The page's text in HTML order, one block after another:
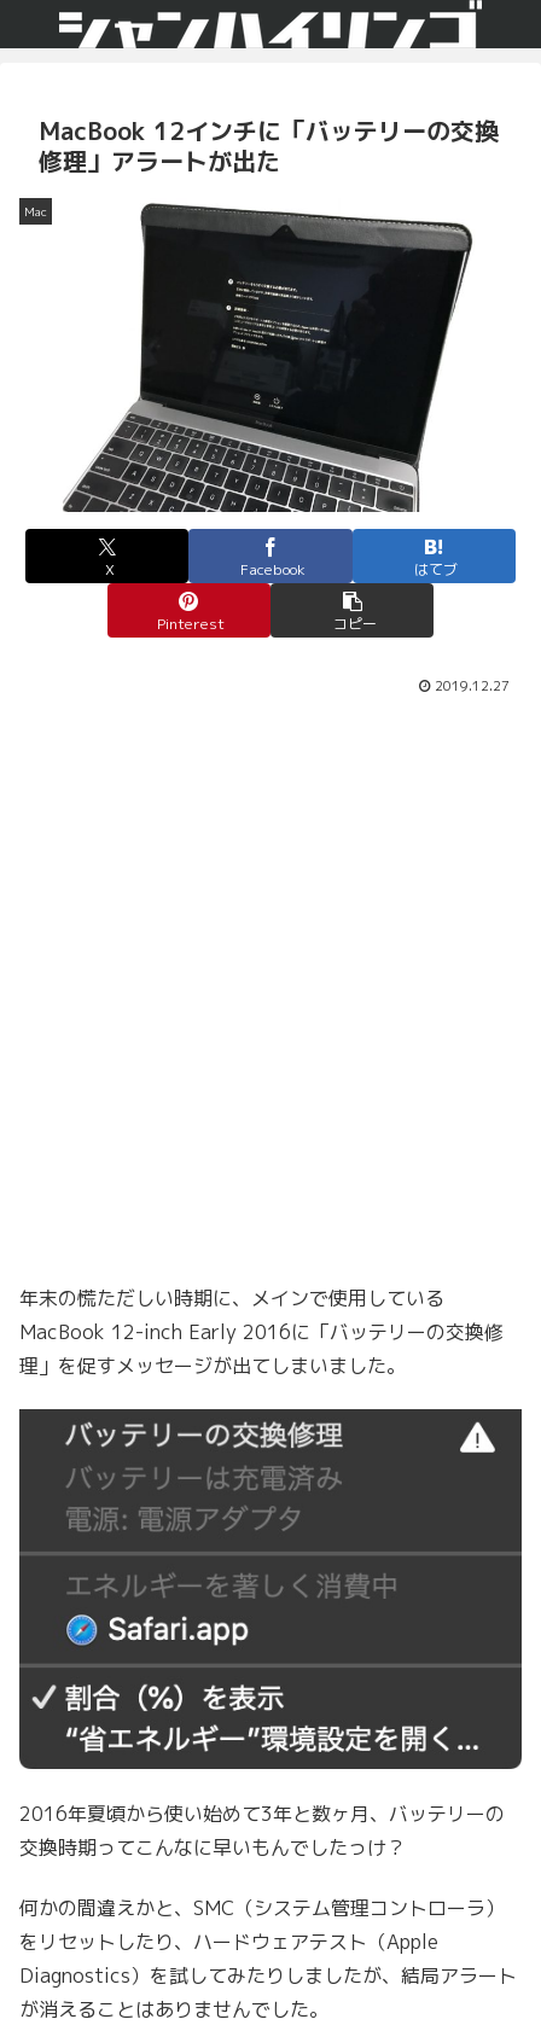
MacBook 12インチに「バッテリーの交換
修理」アラートが出た
Mac
X Facebook はてブ
Pinterest コピー
2019.12.27
年末の慌ただしい時期に、メインで使用している
MacBook 12-inch Early 2016に「バッテリーの交換修
理」を促すメッセージが出てしまいました。
2016年夏頃から使い始めて3年と数ヶ月、バッテリーの
交換時期ってこんなに早いもんでしたっけ？
何かの間違えかと、SMC（システム管理コントローラ）
をリセットしたり、ハードウェアテスト（Apple
Diagnostics）を試してみたりしましたが、結局アラート
が消えることはありませんでした。